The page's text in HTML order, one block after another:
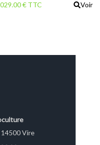
€ TTC Voir
Vire